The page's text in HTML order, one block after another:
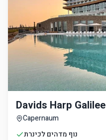
Davids Harp
Capernaum
נוף מדהים לכינרת